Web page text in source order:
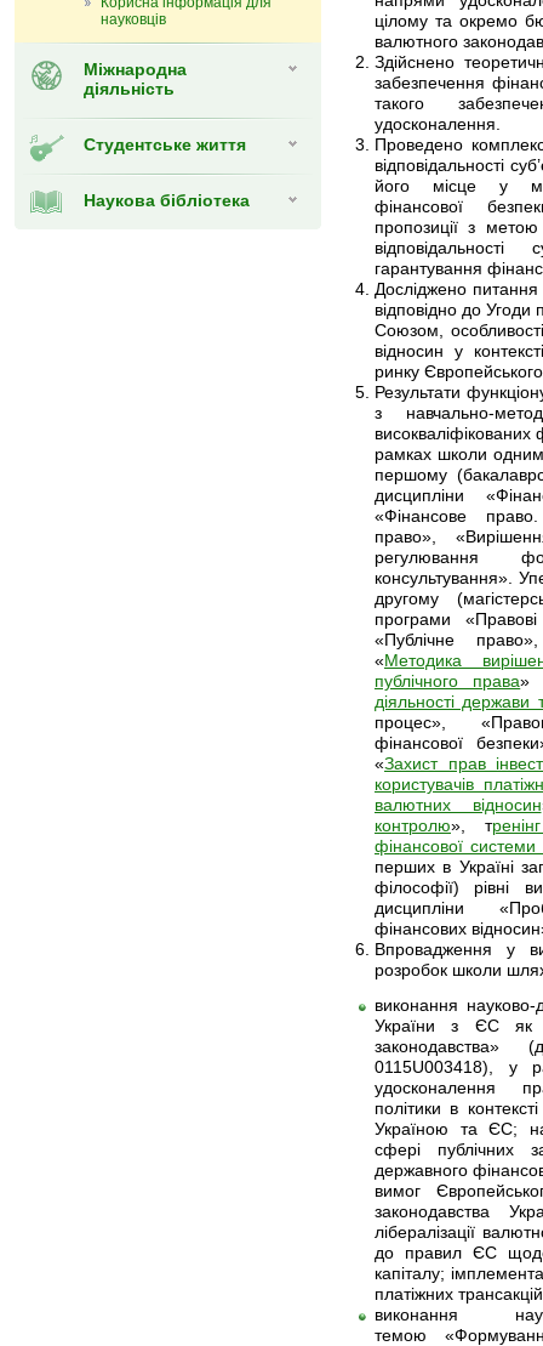
науковців
Міжнародна
діяльність
Студентське життя
Наукова бібліотека
цілому та окремо
валютного
Здійснено
забезпечення
такого
удосконалення.
Проведено
вiдповiдальностi
його місце у
фінансової
пропозиції з
вiдповiдальностi
гарантування
Досліджено питання
відповідно до
Союзом,
відносин у
ринку
Результати
з навчально-
рамках школи
першому
дисципліни
«Фінансове
право»,
регулювання
консультування».
другому
програми
«Публічне
« Методика
публічного права»
діяльності
процес»,
фінансової
«Захист прав
користувачів
валютних відносин
контролю», т
фінансової системи
перших в Україні
філософії) рівні
дисципліни
фінансових
Впровадження у
розробок школи
виконання науково-
України з ЄС як
законодавства»
0115U003418), у
удосконалення
політики в
Україною та ЄС;
сфері публічних
державного
вимог
законодавства
лібералізації
до правил ЄС щодо
капіталу;
платіжних
виконання
темою